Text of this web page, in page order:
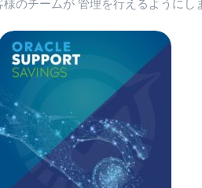
様のチームが 管理を行えるようにし